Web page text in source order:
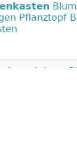
Pflanztopf
Anzuchtbeet